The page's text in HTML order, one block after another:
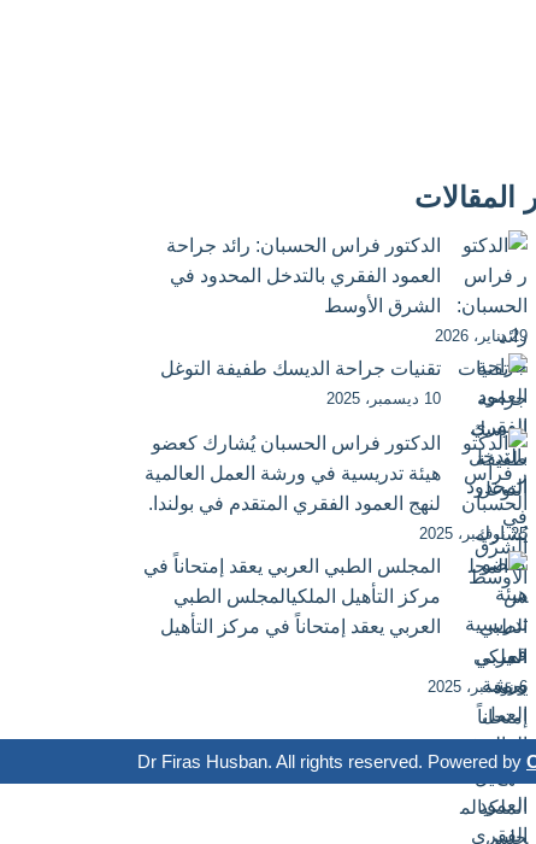
المقالات
الدكتور فراس الحسبان: رائد جراحة
العمود الفقري بالتدخل المحدود في
الشرق الأوسط
29 يناير، 2026
تقنيات جراحة الديسك طفيفة التوغل
10 ديسمبر، 2025
الدكتور فراس الحسبان يُشارك كعضو
هيئة تدريسية في ورشة العمل العالمية
لنهج العمود الفقري المتقدم في بولندا.
25 نوفمبر، 2025
المجلس الطبي العربي يعقد إمتحاناً في
مركز التأهيل الملكيالمجلس الطبي
العربي يعقد إمتحاناً في مركز التأهيل
الملكي
6 نوفمبر، 2025